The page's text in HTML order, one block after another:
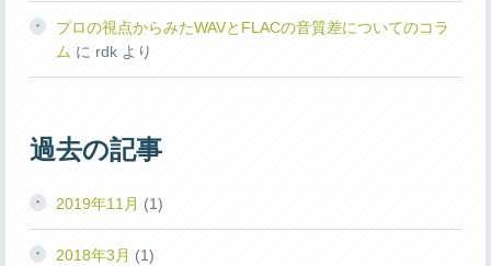
プロの視点からみたWAVとFLACの音質差についてのコラ
ム に rdkより
過去の記事
2019年11月 (1)
2018年3月 (1)